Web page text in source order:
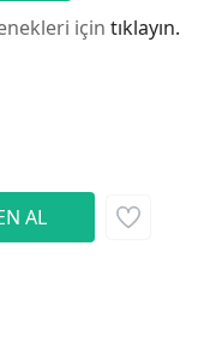
için tıklayın.